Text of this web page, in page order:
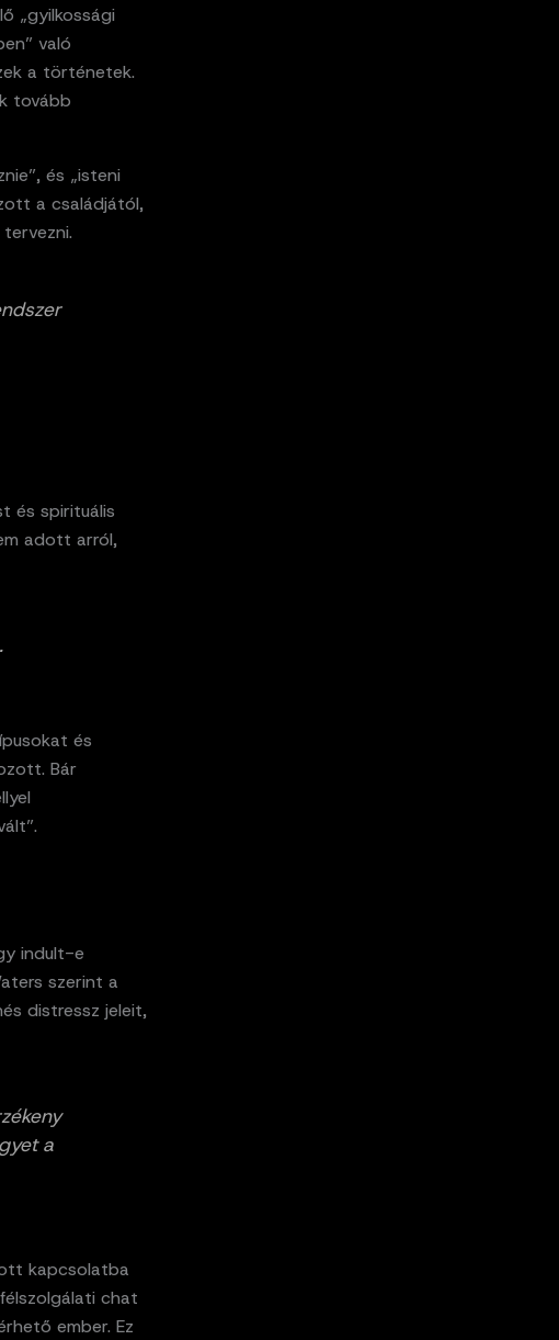
„gyilkossági
való
a történetek.
tovább
és „isteni
a családjától,
és spirituális
adott arról,
és
Bár
indult-e
szerint a
distressz jeleit,
a
kapcsolatba
chat
ember. Ez